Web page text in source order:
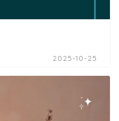
2025-10-25